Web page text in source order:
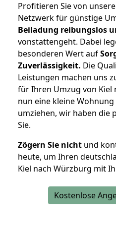
Profitieren Sie von
Netzwerk für günstige
Beiladung reibungslos
vonstattengeht. Dabei
besonderen Wert auf
Zuverlässigkeit. Die
Leistungen machen uns
für Ihren Umzug von Kiel
nun eine kleine
umziehen, wir haben die
Sie.
Zögern Sie nicht und
heute, um Ihren
Kiel nach Würzburg mit
Kostenlose